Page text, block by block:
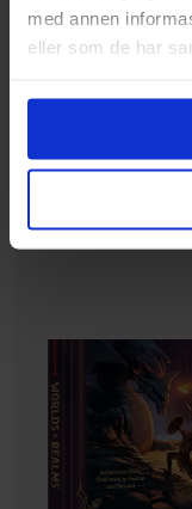
med annen
eller som de har
Utvalgte
49900
På nettlager